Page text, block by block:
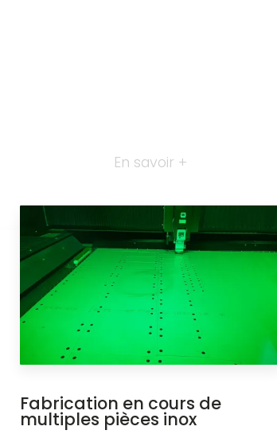
En savoir +
Fabrication en cours de
multiples pièces inox